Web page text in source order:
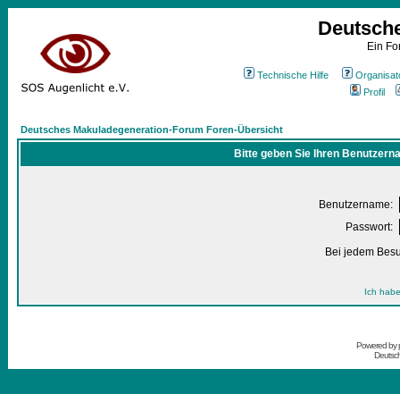
Ein
Technische Hilfe
Profil
Deutsches Makuladegeneration-Forum Foren-Übersicht
Bitte geben Sie Ihren
Benutzername:
Passwort:
Bei jedem
Ich
Powered by